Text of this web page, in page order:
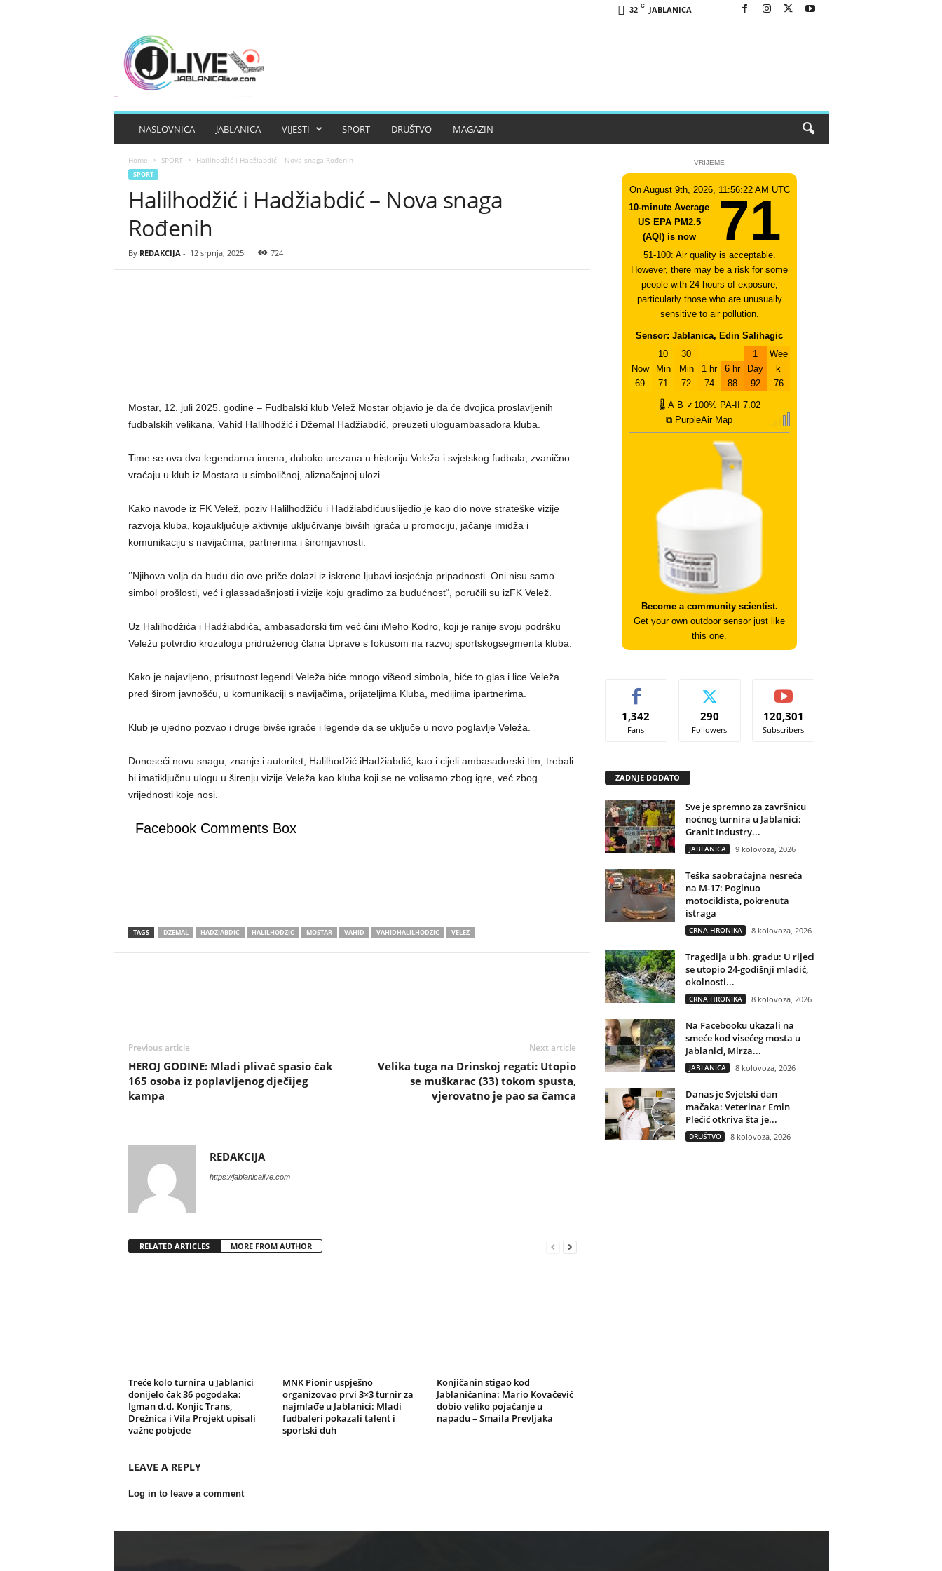
32 C JABLANICA
NASLOVNICA JABLANICA VIJESTI SPORT DRUŠTVO MAGAZIN
Home SPORT Halilhodžić i Hadžiabdić – Nova snaga Rođenih
SPORT
Halilhodžić i Hadžiabdić – Nova snaga
Rođenih
By REDAKCIJA- 12 srpnja, 2025 724
Mostar, 12. juli2025. godine– Fudbalski klub VeležMostar objavioje da će dvojica proslavljenih
fudbalskih velikana , Vahid Halilhodžić i DžemalHadžiabdić, preuzeti uloguambasadora kluba
Time se ova dva legendarna imena duboko urezana u historiju Veleža i svjetskog fudbala zvanično
vraćaju u klub iz Mostara u simboličnoj, aliznačajnoj ulozi.
Kako navode izFK Velež, poziv Halilhodžiću i Hadžiabdićuuslijedioje kao dio nove strateške vizije
razvoja kluba kojauključuje aktivnije uključivanje bivših igrača u promociju jačanje imidža i
komunikaciju s navijačima partnerima i širomjavnosti.
‘’Njihova volja da budu dio ove priče dolazi iz iskrene ljubavi iosjećaja pripadnosti. Oni nisu samo
simbol prošlosti, već i glassadašnjosti i vizije koju gradimoza budućnost“, poručili su izFK Velež.
Uz Halilhodžića i Hadžiabdića ambasadorski tim već čini iMeho Kodro, koji je ranije svoju podršku
Veležu potvrdio krozulogu pridruženog člana Upraves fokusom na razvoj sportskogsegmenta kluba
Kako je najavljeno, prisutnost legendi Veleža biće mnogo višeod simbola bićeto glas ilice Veleža
pred širom javnošću , u komunikacijis navijačima prijateljima Kluba, medijima ipartnerima
Klub je ujedno pozvao i druge bivše igrače i legendeda se uključeu novo poglavlje Veleža
Donoseći novu snagu znanje i autoritet, Halilhodžić iHadžiabdić, kao i cijeli ambasadorski tim trebali
bi imatiključnu ulogu u širenju vizije Veleža kao kluba koji se ne volisamo zbog igre, već zbog
vrijednosti koje nosi.
Facebook Comments Box
TAGS DZEMAL HADZIABDIC HALILHODZIC MOSTAR VAHID VAHIDHALILHODZIC VELEZ
Previous article
HEROJ GODINE: Mladi plivač spasio čak
165 osoba iz poplavljenog dječijeg
kampa
Next article
Velika tuga na Drinskoj regati: Utopio
se muškarac (33) tokom spusta,
vjerovatno je pao sa čamca
REDAKCIJA
https://jablanicalive.com
RELATED ARTICLES MORE FROM AUTHOR
Treće kolo turnira u Jablanici
donijelo čak 36 pogodaka:
Igman d.d. Konjic Trans,
Drežnica i Vila Projekt upisali
važne pobjede
MNK Pionir uspješno
organizovao prvi 3×3 turnir za
najmlađe u Jablanici: Mladi
fudbaleri pokazali talent i
sportski duh
Konjičanin stigao kod
Jablaničanina: Mario Kovačević
dobio veliko pojačanje u
napadu – Smaila Prevljaka
LEAVE A REPLY
Log in to leave a comment
- VRIJEME -
On August 9th, 2026, 11:56:22 AM UTC
10-minute Average
US EPA PM2.5
(AQI) is now
71
51-100: Air quality is acceptable.
However, there may be a risk for some
people with 24 hours of exposure,
particularly those who are unusually
sensitive to air pollution.
Sensor: Jablanica, Edin Salihagic
Now
69
10
Min
71
30
Min
72
1 hr
74
6 hr
88
1
Day
92
Wee
k
76
🌡 A B ✓100% PA-II
7.02
⧉ PurpleAir Map
Become a community scientist.
Get your own outdoor sensor just like
this one.
1,342
Fans
290
Followers
120,301
Subscribers
ZADNJE DODATO
Sve je spremno za završnicu
noćnog turnira u Jablanici:
Granit Industry...
JABLANICA 9 kolovoza, 2026
Teška saobraćajna nesreća
na M-17: Poginuo
motociklista, pokrenuta
istraga
CRNA HRONIKA 8 kolovoza, 2026
Tragedija u bh. gradu: U rijeci
se utopio 24-godišnji mladić,
okolnosti...
CRNA HRONIKA 8 kolovoza, 2026
Na Facebooku ukazali na
smeće kod visećeg mosta u
Jablanici, Mirza...
JABLANICA 8 kolovoza, 2026
Danas je Svjetski dan
mačaka: Veterinar Emin
Plećić otkriva šta je...
DRUŠTVO 8 kolovoza, 2026